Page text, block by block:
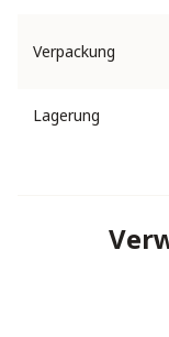
Verpackung
Lagerung